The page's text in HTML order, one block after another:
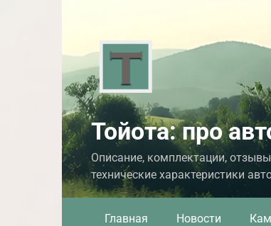
Тойота: про
Описание, комплектации,
технические характеристики
Главная Новости